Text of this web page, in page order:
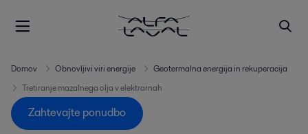
Domov Obnovljivi viri energije
Geotermalna energija in rekuperacija
Tretiranje mazalnega olja v elektrarnah
Zahtevajte ponudbo